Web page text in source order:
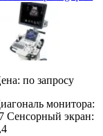
по запросу
монитора:
Сенсорный экран: